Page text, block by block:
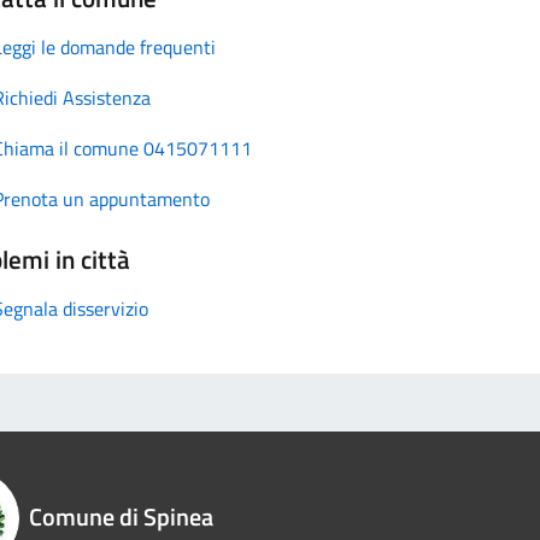
le domande frequenti
Assistenza
il comune 0415071111
un appuntamento
in città
disservizio
Comune di Spinea